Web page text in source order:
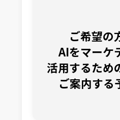
ご希望の
AIをマーケ
活用するため
ご案内する